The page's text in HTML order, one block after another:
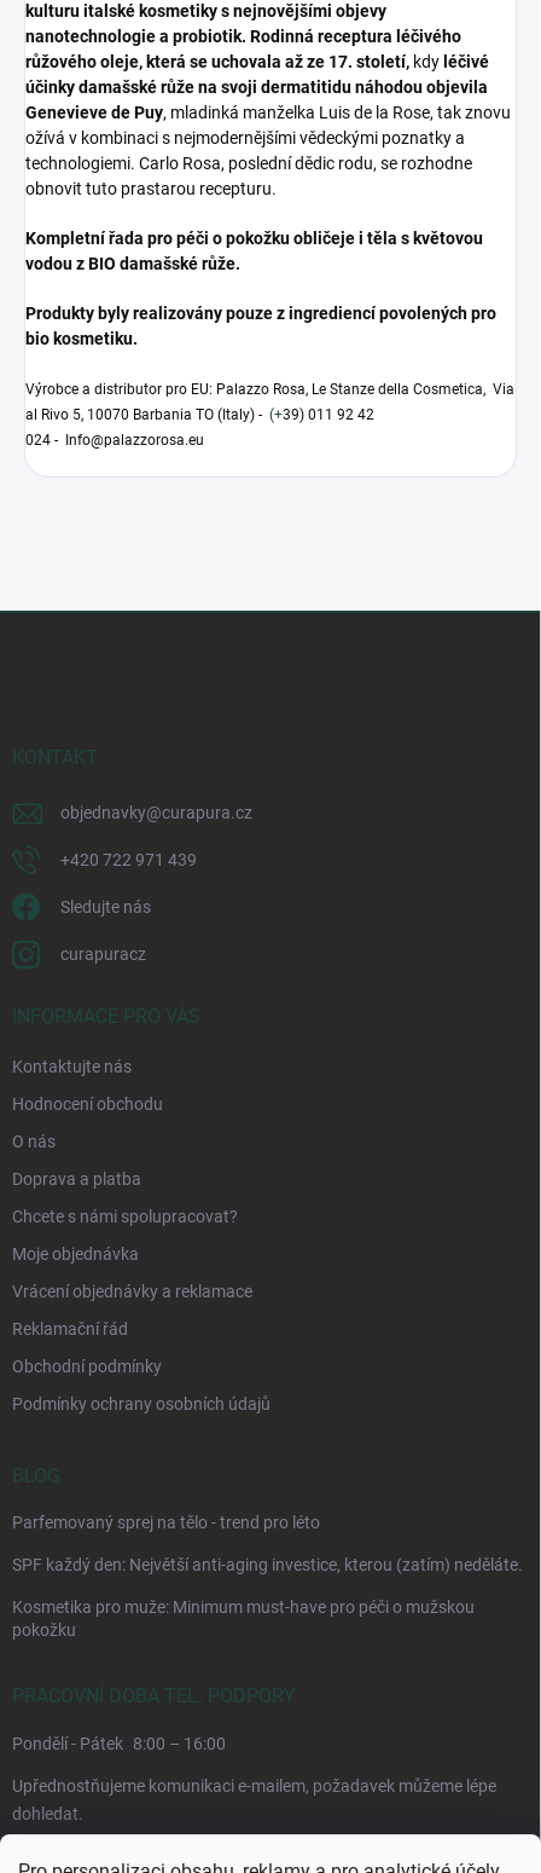
kulturu italské kosmetiky s nejnovějšími objevy
nanotechnologie a probiotik. Rodinná receptura léčivého
růžového oleje, která se uchovala až ze 17. století, kdy léčivé
účinky damašské růže na svoji dermatitidu náhodou objevila
Genevieve de Puy, mladinká manželka Luis de la Rose, tak znovu
ožívá v kombinaci s nejmodernějšími vědeckými poznatky a
technologiemi. Carlo Rosa, poslední dědic rodu, se rozhodne
obnovit tuto prastarou recepturu.
Kompletní řada pro péči o pokožku obličeje i těla s květovou
vodou z BIO damašské růže.
Produkty byly realizovány pouze z ingrediencí povolených pro
bio kosmetiku.
Výrobce a distributor pro EU: Palazzo Rosa, Le Stanze della Cosmetica, Via
al Rivo 5, 10070 Barbania TO (Italy) - (+39) 011 92 42
024 - Info@palazzorosa.eu
KONTAKT
objednavky@curapura.cz
+420 722 971 439
Sledujte nás
curapuracz
INFORMACE PRO VÁS
Kontaktujte nás
Hodnocení obchodu
O nás
Doprava a platba
Chcete s námi spolupracovat?
Moje objednávka
Vrácení objednávky a reklamace
Reklamační řád
Obchodní podmínky
Podmínky ochrany osobních údajů
BLOG
Parfemovaný sprej na tělo - trend pro léto
SPF každý den: Největší anti-aging investice, kterou (zatím) neděláte.
Kosmetika pro muže: Minimum must-have pro péči o mužskou
pokožku
PRACOVNÍ DOBA TEL. PODPORY
Pondělí - Pátek 8:00 – 16:00
Upřednostňujeme komunikaci e-mailem, požadavek můžeme lépe
dohledat.